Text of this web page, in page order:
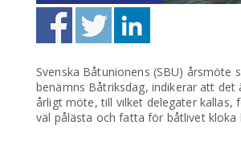
Svenska Båtunionens (SBU) årsmöte
benämns Båtriksdag, indikerar att det
årligt möte, till vilket delegater kallas,
väl pålästa och fatta för båtlivet kloka